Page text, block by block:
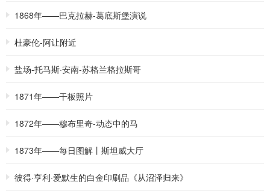
1868年——巴克拉赫-葛底斯堡演说
杜豪伦-阿让附近
盐场-托马斯·安南-苏格兰格拉斯哥
1871年——干板照片
1872年——穆布里奇-动态中的马
1873年——每日图解丨斯坦威大厅
彼得·亨利·爱默生的白金印刷品《从沼泽归来》